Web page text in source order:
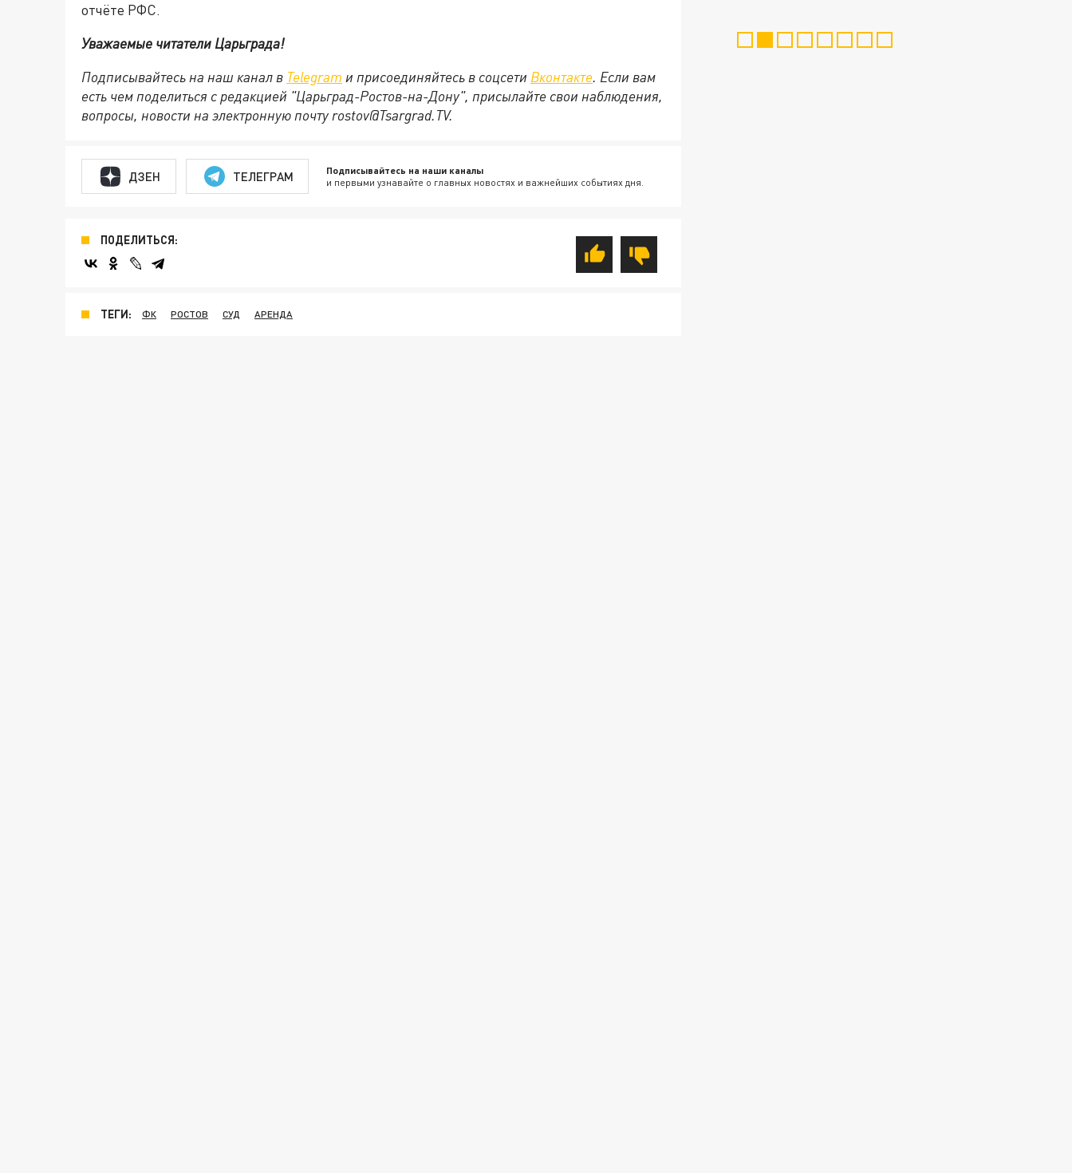
отчёте РФС.
Уважаемые читатели Царьграда!
Подписывайтесь на наш канал в Telegram и присоединяйтесь в соцсети Вконтакте. Если вам
есть чем поделиться с редакцией "Царьград-Ростов-на-Дону", присылайте свои наблюдения,
вопросы, новости на электронную почту rostov@Tsargrad.ТV.
ДЗЕН ТЕЛЕГРАМ Подписывайтесь на наши каналы
и первыми узнавайте о главных новостях и важнейших событиях дня.
ПОДЕЛИТЬСЯ:
ТЕГИ: ФК РОСТОВ СУД АРЕНДА